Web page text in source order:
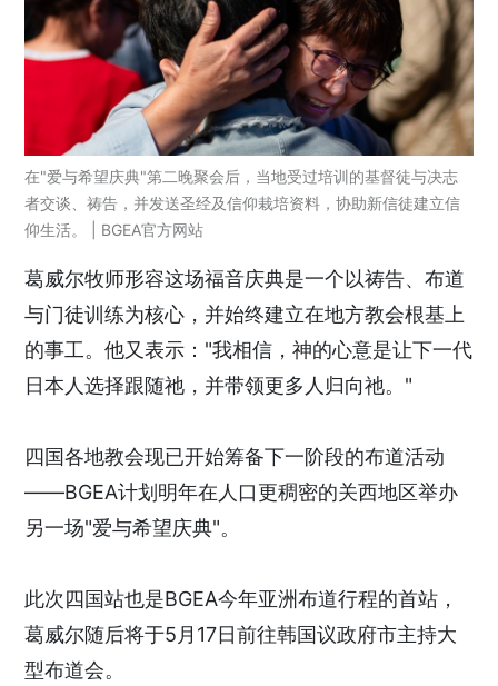
在"爱与希望庆典"第二晚聚会后，当地受过培训的基督徒与决志
者交谈、祷告，并发送圣经及信仰栽培资料，协助新信徒建立信
仰生活。 | BGEA官方网站
葛威尔牧师形容这场福音庆典是一个以祷告、布道
与门徒训练为核心，并始终建立在地方教会根基上
的事工。他又表示："我相信，神的心意是让下一代
日本人选择跟随祂，并带领更多人归向祂。"
四国各地教会现已开始筹备下一阶段的布道活动
——BGEA计划明年在人口更稠密的关西地区举办
另一场"爱与希望庆典"。
此次四国站也是BGEA今年亚洲布道行程的首站，
葛威尔随后将于5月17日前往韩国议政府市主持大
型布道会。